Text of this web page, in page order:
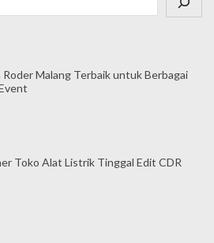
Roder Malang Terbaik untuk Berbagai
Toko Alat Listrik Tinggal Edit CDR